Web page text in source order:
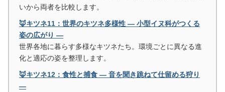
いから両者を比較します。
🦊キツネ11：世界のキツネ多様性 ― 小型イヌ科がつくる
姿の広がり ―
世界各地に暮らす多様なキツネたち。環境ごとに異なる進
化と適応の姿を整理します。
🦊キツネ12：食性と捕食 ― 音を聞き跳ねて仕留める狩り
―